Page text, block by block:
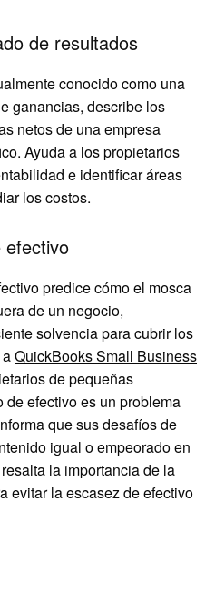
de resultados
conocido como una
ganancias, describe los
netos de una empresa
Ayuda a los propietarios
e identificar áreas
los costos.
efectivo
predice cómo el mosca
de un negocio,
solvencia para cubrir los
QuickBooks Small Business
de pequeñas
efectivo es un problema
que sus desafíos de
igual o empeorado en
la importancia de la
evitar la escasez de efectivo